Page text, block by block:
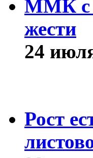
ММК с
жести
24
Рост